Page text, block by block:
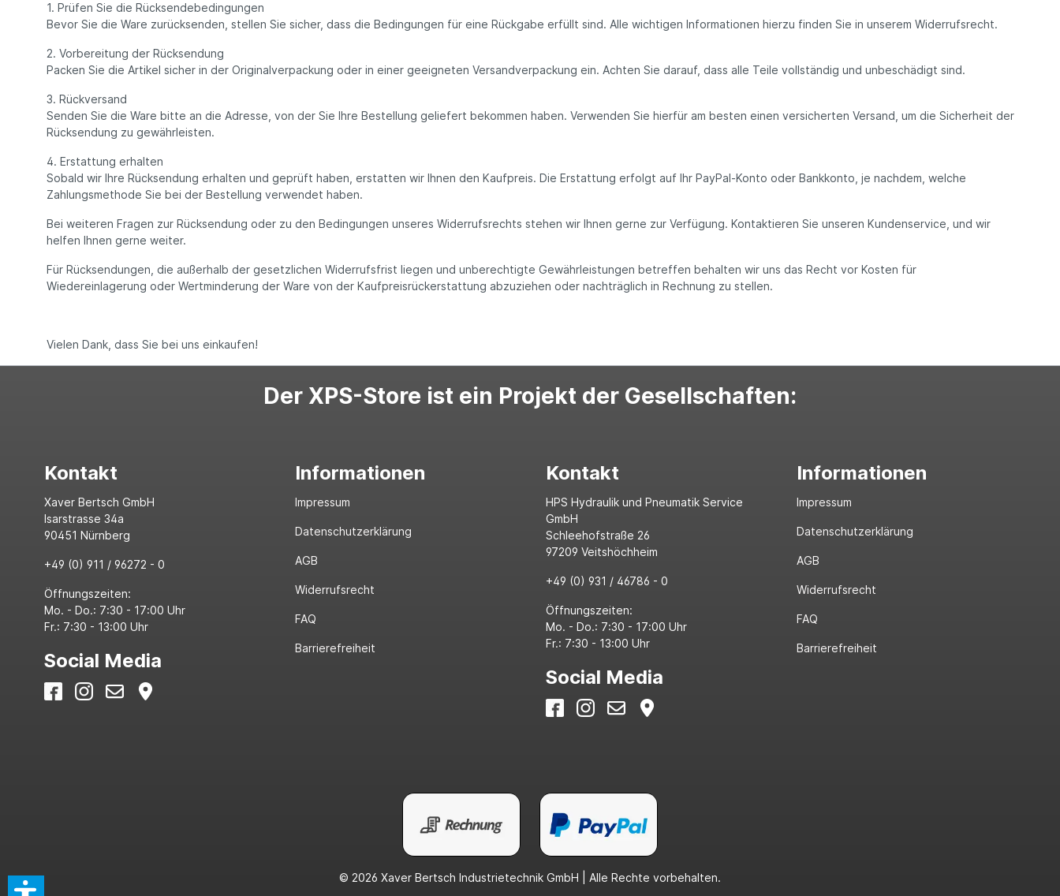
1. Prüfen Sie die Rücksendebedingungen
Bevor Sie die Ware zurücksenden, stellen Sie sicher, dass die Bedingungen für eine Rückgabe erfüllt sind. Alle wichtigen Informationen hierzu finden Sie in unserem Widerrufsrecht.
2. Vorbereitung der Rücksendung
Packen Sie die Artikel sicher in der Originalverpackung oder in einer geeigneten Versandverpackung ein. Achten Sie darauf, dass alle Teile vollständig und unbeschädigt sind.
3. Rückversand
Senden Sie die Ware bitte an die Adresse, von der Sie Ihre Bestellung geliefert bekommen haben. Verwenden Sie hierfür am besten einen versicherten Versand, um die Sicherheit der
Rücksendung zu gewährleisten.
4. Erstattung erhalten
Sobald wir Ihre Rücksendung erhalten und geprüft haben, erstatten wir Ihnen den Kaufpreis. Die Erstattung erfolgt auf Ihr PayPal-Konto oder Bankkonto, je nachdem, welche
Zahlungsmethode Sie bei der Bestellung verwendet haben.
Bei weiteren Fragen zur Rücksendung oder zu den Bedingungen unseres Widerrufsrechts stehen wir Ihnen gerne zur Verfügung. Kontaktieren Sie unseren Kundenservice, und wir
helfen Ihnen gerne weiter.
Für Rücksendungen, die außerhalb der gesetzlichen Widerrufsfrist liegen und unberechtigte Gewährleistungen betreffen behalten wir uns das Recht vor Kosten für
Wiedereinlagerung oder Wertminderung der Ware von der Kaufpreisrückerstattung abzuziehen oder nachträglich in Rechnung zu stellen.
Vielen Dank, dass Sie bei uns einkaufen!
Der XPS-Store ist ein Projekt der Gesellschaften:
Kontakt
Xaver Bertsch GmbH
Isarstrasse 34a
90451 Nürnberg
+49 (0) 911 / 96272 - 0
Öffnungszeiten:
Mo. - Do.: 7:30 - 17:00 Uhr
Fr.: 7:30 - 13:00 Uhr
Social Media
Informationen
Impressum
Datenschutzerklärung
AGB
Widerrufsrecht
FAQ
Barrierefreiheit
Kontakt
HPS Hydraulik und Pneumatik Service
GmbH
Schleehofstraße 26
97209 Veitshöchheim
+49 (0) 931 / 46786 - 0
Öffnungszeiten:
Mo. - Do.: 7:30 - 17:00 Uhr
Fr.: 7:30 - 13:00 Uhr
Social Media
Informationen
Impressum
Datenschutzerklärung
AGB
Widerrufsrecht
FAQ
Barrierefreiheit
© 2026 Xaver Bertsch Industrietechnik GmbH | Alle Rechte vorbehalten.